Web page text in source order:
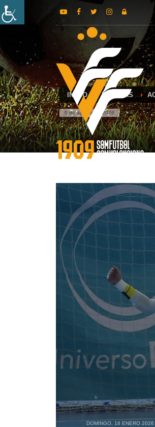
INICIO NOTICIAS
6 de agosto de 2026
DOMINGO, 18 ENERO 2026